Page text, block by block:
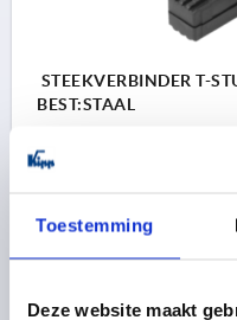
Toestemming
Deze website maakt
STEEKVERBINDER T-
BEST:STAAL
L=121
PASSEND BIJ
plus verzendkosten